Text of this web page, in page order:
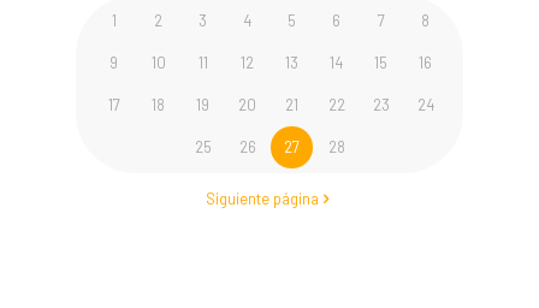
1 2 3 4 5 6 7 8
9 10 11 12 13 14 15 16
17 18 19 20 21 22 23 24
25 26 27 28
Siguiente página